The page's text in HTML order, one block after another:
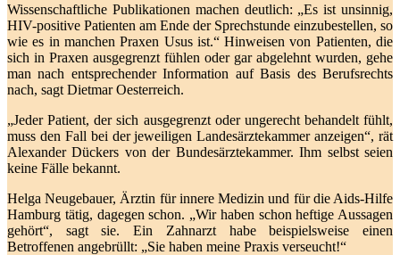
Wissenschaftliche Publikationen machen deutlich: „Es ist unsinnig,
HIV-positive Patienten am Ende der Sprechstunde einzubestellen, so
wie es in manchen Praxen Usus ist.“ Hinweisen von Patienten, die
sich in Praxen ausgegrenzt fühlen oder gar abgelehnt wurden, gehe
man nach entsprechender Information auf Basis des Berufsrechts
nach, sagt Dietmar Oesterreich.
„Jeder Patient, der sich ausgegrenzt oder ungerecht behandelt fühlt,
muss den Fall bei der jeweiligen Landesärztekammer anzeigen“, rät
Alexander Dückers von der Bundesärztekammer. Ihm selbst seien
keine Fälle bekannt.
Helga Neugebauer, Ärztin für innere Medizin und für die Aids-Hilfe
Hamburg tätig, dagegen schon. „Wir haben schon heftige Aussagen
gehört“, sagt sie. Ein Zahnarzt habe beispielsweise einen
Betroffenen angebrüllt: „Sie haben meine Praxis verseucht!“